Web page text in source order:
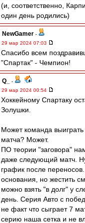
(и, соответственно,
один день родились)
NewGamer -
29 мар 2024 07:03
Спасибо всем
"Спартак" - Чемпион!
Q_
-
29 мар 2024 00:54
Хоккейному Спартаку
Золушки.
Может команда выиграть
матча? Может.
ПО теории "заговора"
даже следующий матч.
график после
основания, но жестить
можно взять "в долг" у
день. Серия Авто с
не факт что сыграет 7
серию наша сетка и не